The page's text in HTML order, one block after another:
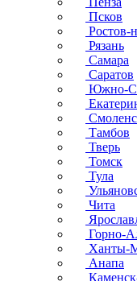
Псков
Ростов-
Рязань
Самара
Саратов
Южно-
Тамбов
Тверь
Томск
Тула
Чита
Горно-
Ханты-
Анапа